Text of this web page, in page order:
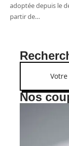
adoptée depuis le
partir de…
Nos